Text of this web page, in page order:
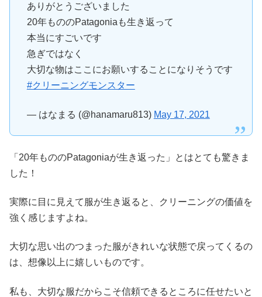
ありがとうございました
20年もののPatagoniaも生き返って
本当にすごいです
急ぎではなく
大切な物はここにお願いすることになりそうです
#クリーニングモンスター
— はなまる (@hanamaru813) May 17, 2021
「20年もののPatagoniaが生き返った」とはとても驚きま
した！
実際に目に見えて服が生き返ると、クリーニングの価値を
強く感じますよね。
大切な思い出のつまった服がきれいな状態で戻ってくるの
は、想像以上に嬉しいものです。
私も、大切な服だからこそ信頼できるところに任せたいと